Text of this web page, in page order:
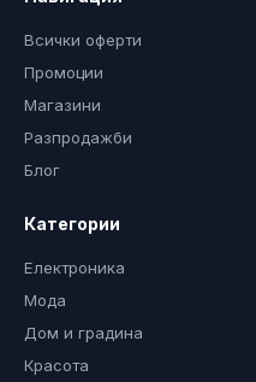
Всички оферти
Промоции
Магазини
Разпродажби
Блог
Категории
Електроника
Мода
Дом и градина
Красота